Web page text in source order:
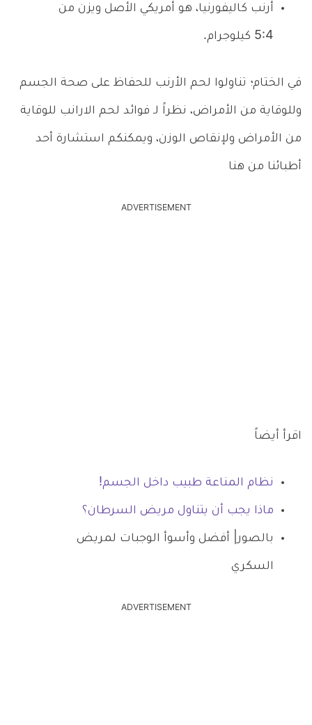
أرنب كاليفورنيا، هو أمريكي الأصل ويزن من
5:4 كيلوجرام.
في الختام؛ تناولوا لحم الأرنب للحفاظ على صحة الجسم
وللوقاية من الأمراض، نظراً لـ فوائد لحم الارانب للوقاية
من الأمراض ولإنقاص الوزن، ويمكنكم استشارة أحد
أطبائنا من هنا
ADVERTISEMENT
اقرأ أيضاً
نظام المناعة طبيب داخل الجسم!
ماذا يجب أن يتناول مريض السرطان؟
بالصور| أفضل وأسوأ الوجبات لمريض
السكري
ADVERTISEMENT